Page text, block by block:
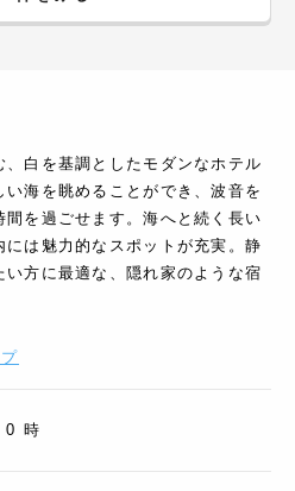
白を基調としたモダンなホテル
海を眺めることができ、波音を
を過ごせます。海へと続く長い
は魅力的なスポットが充実。静
方に最適な、隠れ家のような宿
0 時